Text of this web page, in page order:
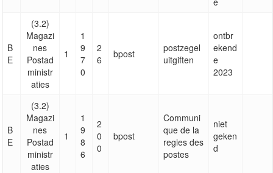
B
E
(3.2)
Magazi
nes
Postad
ministr
aties
1
1
9
7
0
2
6
bpost
postzegel
uitgiften
ontbr
ekend
e
2023
B
E
(3.2)
Magazi
nes
Postad
ministr
aties
1
1
9
8
6
2
0
0
bpost
Communi
que de la
regies des
postes
niet
geken
d